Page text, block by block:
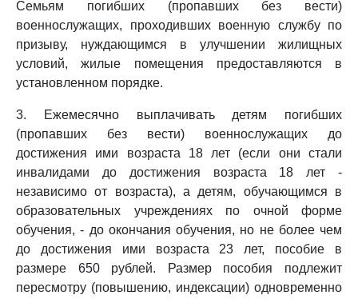
Семьям погибших (пропавших без вести)
военнослужащих, проходивших военную службу по
призыву, нуждающимся в улучшении жилищных
условий, жилые помещения предоставляются в
установленном порядке.
3. Ежемесячно выплачивать детям погибших
(пропавших без вести) военнослужащих до
достижения ими возраста 18 лет (если они стали
инвалидами до достижения возраста 18 лет -
независимо от возраста), а детям, обучающимся в
образовательных учреждениях по очной форме
обучения, - до окончания обучения, но не более чем
до достижения ими возраста 23 лет, пособие в
размере 650 рублей. Размер пособия подлежит
пересмотру (повышению, индексации) одновременно